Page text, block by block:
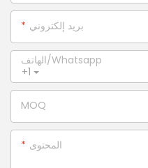
بريد إلكتروني
+1
الهاتف/whatsapp
MOQ
المحتوى